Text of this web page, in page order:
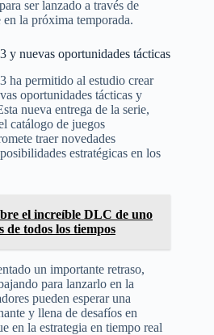
ser lanzado a través de
la próxima temporada.
y nuevas oportunidades tácticas
ha permitido al estudio crear
oportunidades tácticas y
nueva entrega de la serie,
catálogo de juegos
traer novedades
estratégicas en los
el increíble DLC de uno
de todos los tiempos
un importante retraso,
para lanzarlo en la
pueden esperar una
y llena de desafíos en
en la estrategia en tiempo real